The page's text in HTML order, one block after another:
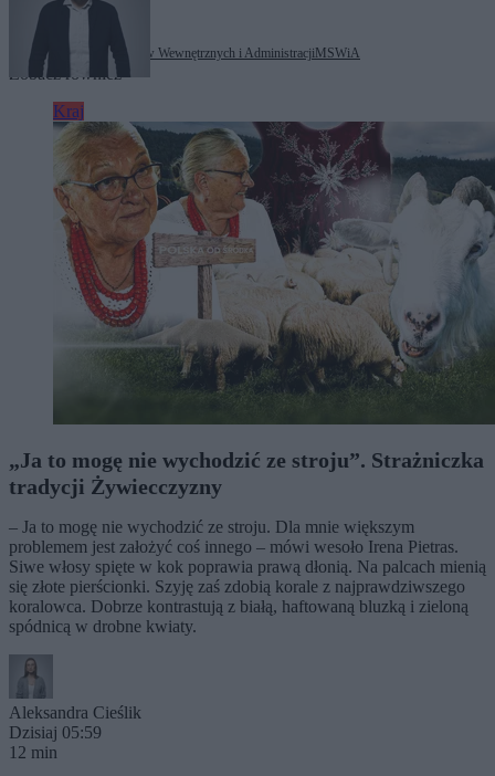
Tagi:Ministerstwo Spraw Wewnętrznych i AdministracjiMSWiA
Zobacz również
Kraj
„Ja to mogę nie wychodzić ze stroju”. Strażniczka
tradycji Żywiecczyzny
– Ja to mogę nie wychodzić ze stroju. Dla mnie większym
problemem jest założyć coś innego – mówi wesoło Irena Pietras.
Siwe włosy spięte w kok poprawia prawą dłonią. Na palcach mienią
się złote pierścionki. Szyję zaś zdobią korale z najprawdziwszego
koralowca. Dobrze kontrastują z białą, haftowaną bluzką i zieloną
spódnicą w drobne kwiaty.
Aleksandra Cieślik
Dzisiaj 05:59
12 min